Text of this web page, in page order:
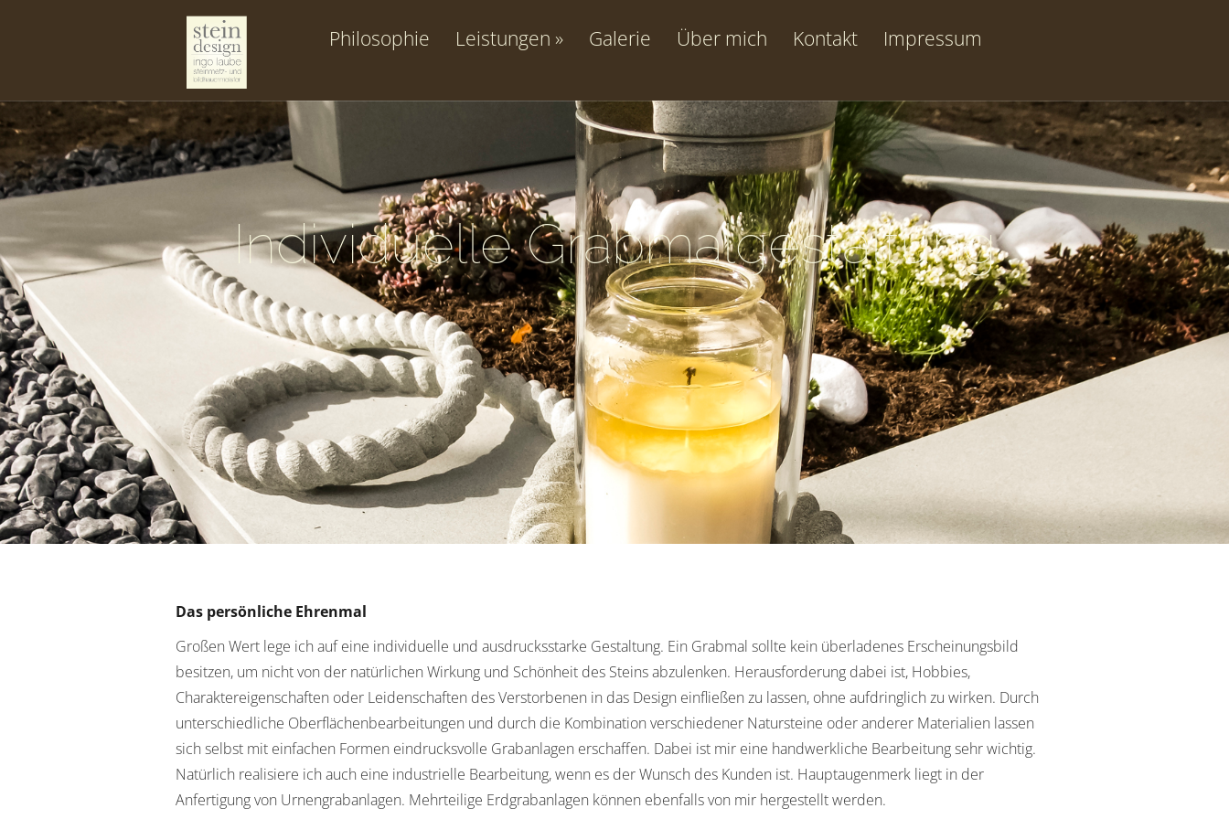
Philosophie Leistungen Galerie Über mich Kontakt Impressum
Individuelle Grabmalgestaltung
Das persönliche Ehrenmal
Großen Wert lege ich auf eine individuelle und ausdrucksstarke Gestaltung. Ein Grabmal sollte kein überladenes Erscheinungsbild
besitzen, um nicht von der natürlichen Wirkung und Schönheit des Steins abzulenken. Herausforderung dabei ist, Hobbies,
Charaktereigenschaften oder Leidenschaften des Verstorbenen in das Design einfließen zu lassen, ohne aufdringlich zu wirken. Durch
unterschiedliche Oberflächenbearbeitungen und durch die Kombination verschiedener Natursteine oder anderer Materialien lassen
sich selbst mit einfachen Formen eindrucksvolle Grabanlagen erschaffen. Dabei ist mir eine handwerkliche Bearbeitung sehr wichtig.
Natürlich realisiere ich auch eine industrielle Bearbeitung, wenn es der Wunsch des Kunden ist. Hauptaugenmerk liegt in der
Anfertigung von Urnengrabanlagen. Mehrteilige Erdgrabanlagen können ebenfalls von mir hergestellt werden.